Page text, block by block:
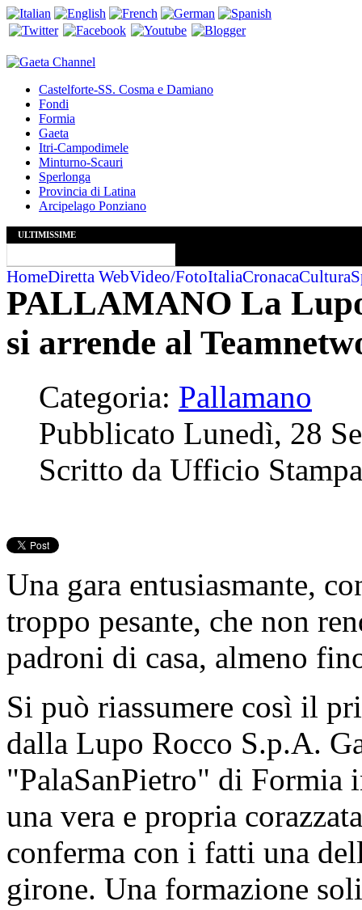
Castelforte-SS. Cosma e Damiano
Fondi
Formia
Gaeta
Itri-Campodimele
Minturno-Scauri
Sperlonga
Provincia di Latina
Arcipelago Ponziano
ULTIMISSIME
HomeDiretta WebVideo/FotoItaliaCronacaCultura
PALLAMANO La
si arrende al
Categoria: Pallamano
Pubblicato Lunedì, 28
Scritto da Ufficio
Una gara entusiasmante,
troppo pesante, che non
padroni di casa, almeno
Si può riassumere così il
dalla Lupo Rocco S.p.A.
"PalaSanPietro" di Formia
una vera e propria
conferma con i fatti una
girone. Una formazione